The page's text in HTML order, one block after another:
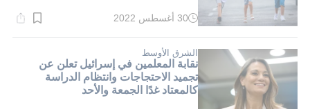
وقت
دقيقة.
30 أغسطس 2022
الشرق الأوسط
نقابة المعلمين في إسرائيل تعلن عن
تجميد الاحتجاجات وانتظام الدراسة
كالمعتاد غدًا الجمعة والأحد